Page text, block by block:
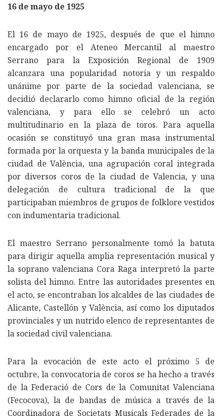
16 de mayo de 1925
El 16 de mayo de 1925, después de que el himno
encargado por el Ateneo Mercantil al maestro
Serrano para la Exposición Regional de 1909
alcanzara una popularidad notoria y un respaldo
unánime por parte de la sociedad valenciana, se
decidió declararlo como himno oficial de la región
valenciana, y para ello se celebró un acto
multitudinario en la plaza de toros. Para aquella
ocasión se constituyó una gran masa instrumental
formada por la orquesta y la banda municipales de la
ciudad de València, una agrupación coral integrada
por diversos coros de la ciudad de Valencia, y una
delegación de cultura tradicional de la que
participaban miembros de grupos de folklore vestidos
con indumentaria tradicional.
El maestro Serrano personalmente tomó la batuta
para dirigir aquella amplia representación musical y
la soprano valenciana Cora Raga interpretó la parte
solista del himno. Entre las autoridades presentes en
el acto, se encontraban los alcaldes de las ciudades de
Alicante, Castellón y València, así como los diputados
provinciales y un nutrido elenco de representantes de
la sociedad civil valenciana.
Para la evocación de este acto el próximo 5 de
octubre, la convocatoria de coros se ha hecho a través
de la Federació de Cors de la Comunitat Valenciana
(Fecocova), la de bandas de música a través de la
Coordinadora de Societats Musicals Federades de la